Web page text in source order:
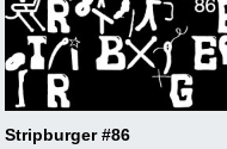
Stripburger #86